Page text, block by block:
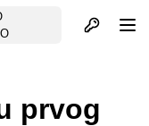
Otvori profil
prvog